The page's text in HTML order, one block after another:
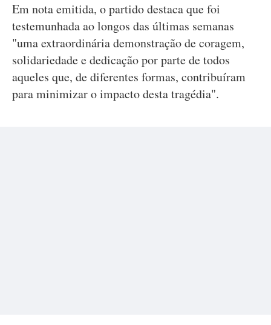
Em nota emitida, o partido destaca que foi
testemunhada ao longos das últimas semanas
"uma extraordinária demonstração de coragem,
solidariedade e dedicação por parte de todos
aqueles que, de diferentes formas, contribuíram
para minimizar o impacto desta tragédia".